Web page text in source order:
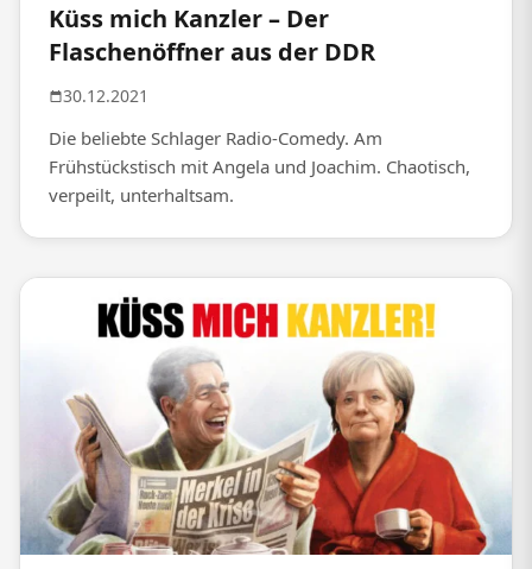
Küss mich Kanzler – Der
Flaschenöffner aus der DDR
30.12.2021
Die beliebte Schlager Radio-Comedy. Am
Frühstückstisch mit Angela und Joachim. Chaotisch,
verpeilt, unterhaltsam.